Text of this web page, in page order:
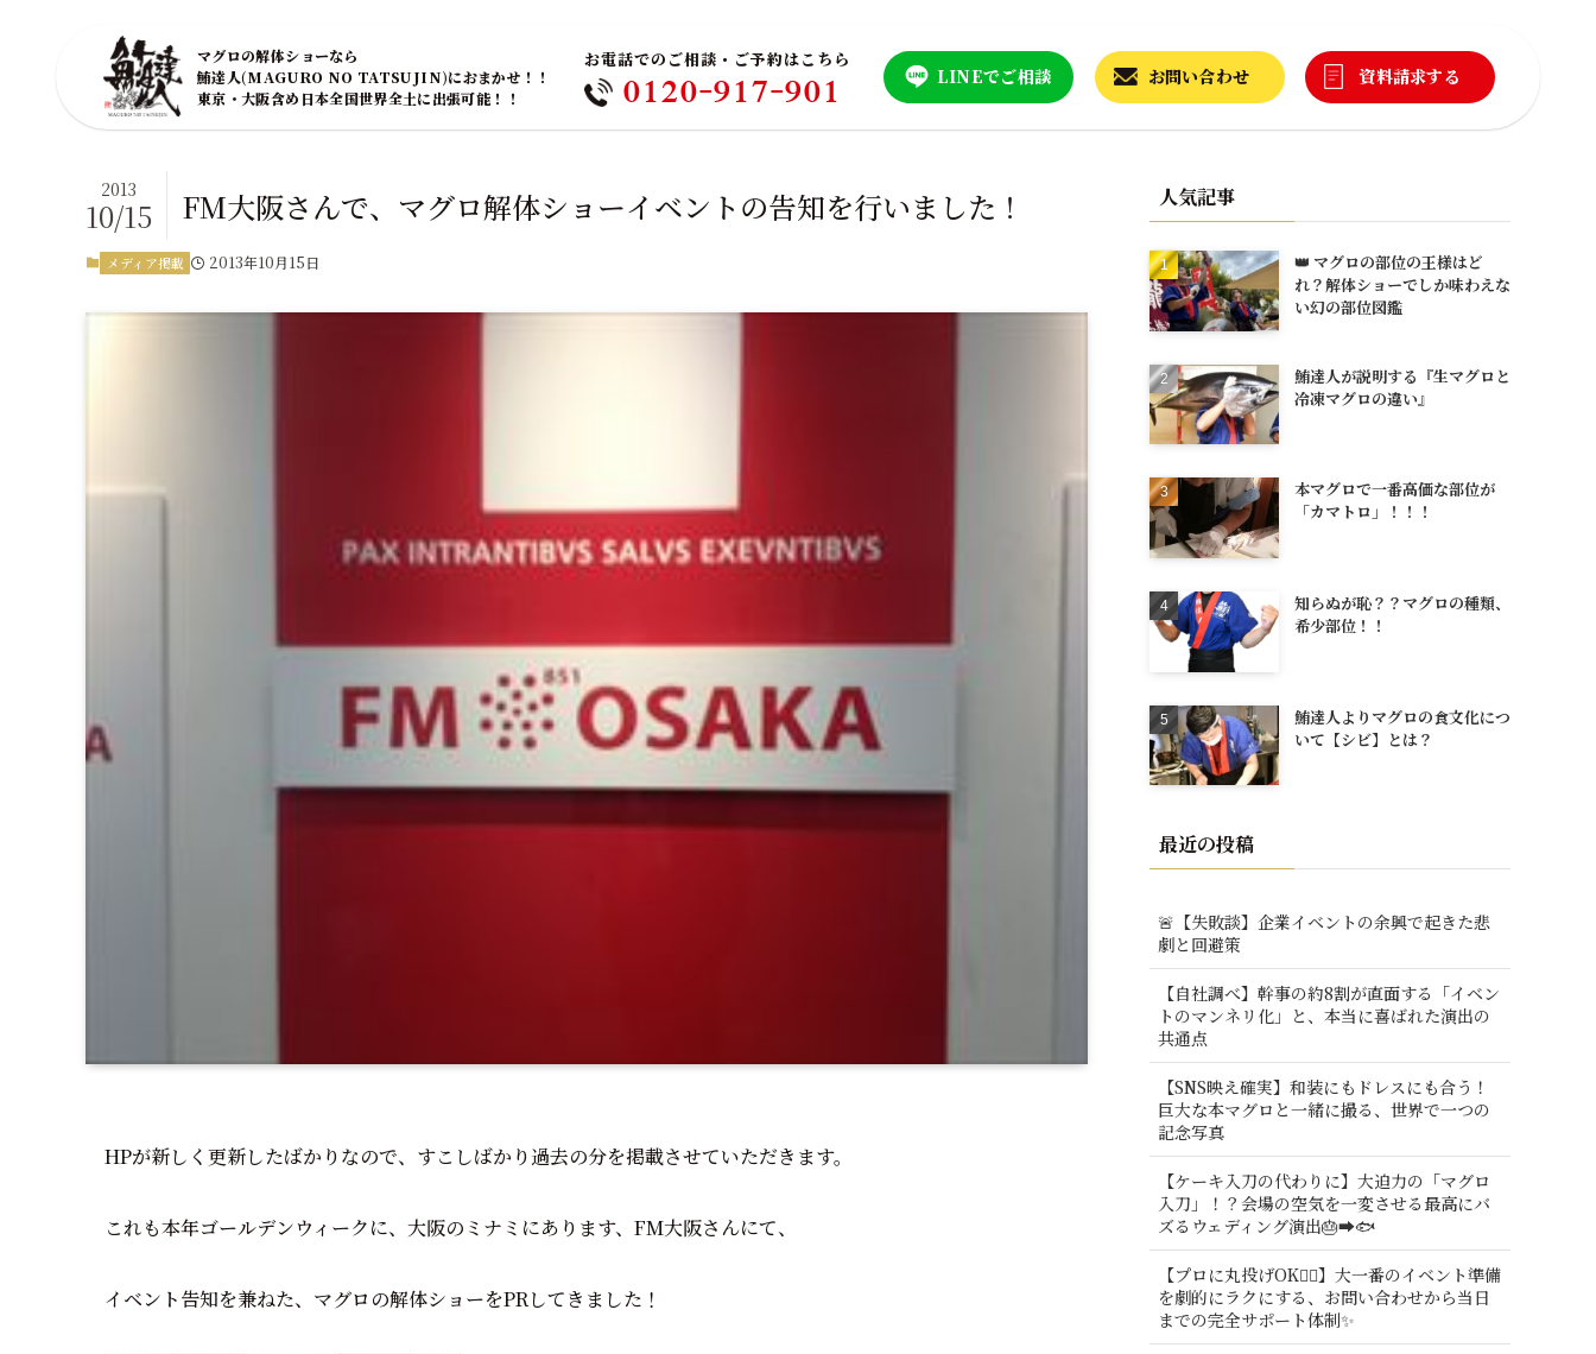
マグロの解体ショーなら
鮪達人(MAGURO NO TATSUJIN)におまかせ！！
東京・大阪含め日本全国世界全土に出張可能！！
お電話でのご相談・ご予約はこちら
0120-917-901 LINEでご相談 お問い合わせ 資料請求する
FM大阪さんで、マグロ解体ショーイベントの告知を行いました！
2013
10/15
メディア掲載 2013年10月15日
HPが新しく更新したばかりなので、すこしばかり過去の分を掲載させていただきます。
これも本年ゴールデンウィークに、大阪のミナミにあります、FM大阪さんにて、
イベント告知を兼ねた、マグロの解体ショーをPRしてきました！
人気記事
👑 マグロの部位の王様はど
れ？解体ショーでしか味わえな
い幻の部位図鑑
鮪達人が説明する『生マグロと
冷凍マグロの違い』
本マグロで一番高価な部位が
「カマトロ」！！！
知らぬが恥？？マグロの種類、
希少部位！！
鮪達人よりマグロの食文化につ
いて【シビ】とは？
最近の投稿
🚨【失敗談】企業イベントの余興で起きた悲
劇と回避策
【自社調べ】幹事の約8割が直面する「イベン
トのマンネリ化」と、本当に喜ばれた演出の
共通点
【SNS映え確実】和装にもドレスにも合う！
巨大な本マグロと一緒に撮る、世界で一つの
記念写真
【ケーキ入刀の代わりに】大迫力の「マグロ
入刀」！？会場の空気を一変させる最高にバ
ズるウェディング演出🎂➡️🐟
【プロに丸投げOK🙆‍♂️】大一番のイベント準備
を劇的にラクにする、お問い合わせから当日
までの完全サポート体制✨